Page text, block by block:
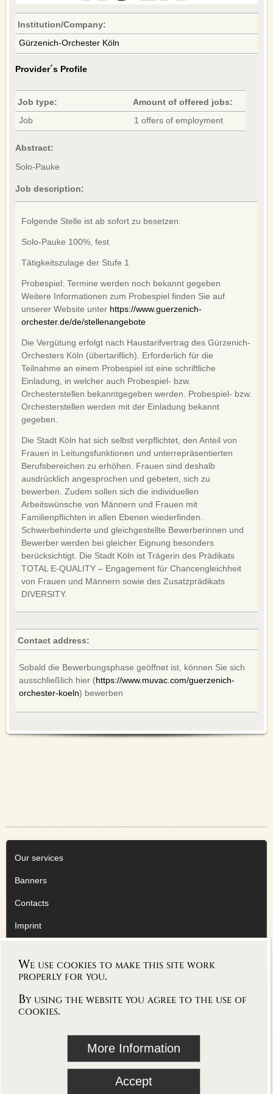
FACEBOOK
TWITTER
YOUTUBE
BANNERS
CONTACTS
IMPRINT
AGB
Institution/Company:
Gürzenich-Orchester Köln
Provider´s Profile
Job type:
Job
Amount of offered jobs:
1 offers of employment
Abstract:
Solo-Pauke
Job description:
Folgende Stelle ist ab sofort zu besetzen:
Solo-Pauke 100%, fest
Tätigkeitszulage der Stufe 1
Probespiel: Termine werden noch bekannt gegeben
Weitere Informationen zum Probespiel finden Sie auf
unserer Website unter https://www.guerzenich-
orchester.de/de/stellenangebote
Die Vergütung erfolgt nach Haustarifvertrag des Gürzenich-
Orchesters Köln (übertariflich). Erforderlich für die
Teilnahme an einem Probespiel ist eine schriftliche
Einladung, in welcher auch Probespiel- bzw.
Orchesterstellen bekanntgegeben werden. Probespiel- bzw.
Orchesterstellen werden mit der Einladung bekannt
gegeben.
Die Stadt Köln hat sich selbst verpflichtet, den Anteil von
Frauen in Leitungsfunktionen und unterrepräsentierten
Berufsbereichen zu erhöhen. Frauen sind deshalb
ausdrücklich angesprochen und gebeten, sich zu
bewerben. Zudem sollen sich die individuellen
Arbeitswünsche von Männern und Frauen mit
Familienpflichten in allen Ebenen wiederfinden.
Schwerbehinderte und gleichgestellte Bewerberinnen und
Bewerber werden bei gleicher Eignung besonders
berücksichtigt. Die Stadt Köln ist Trägerin des Prädikats
TOTAL E-QUALITY – Engagement für Chancengleichheit
von Frauen und Männern sowie des Zusatzprädikats
DIVERSITY.
Contact address:
Sobald die Bewerbungsphase geöffnet ist, können Sie sich
ausschließlich hier (https://www.muvac.com/guerzenich-
orchester-koeln) bewerben
Our services
Banners
Contacts
Imprint
AGB
follow Vioworld on
We use cookies to make this site work
properly for you.
By using the website you agree to the use of
cookies.
More Information
Accept